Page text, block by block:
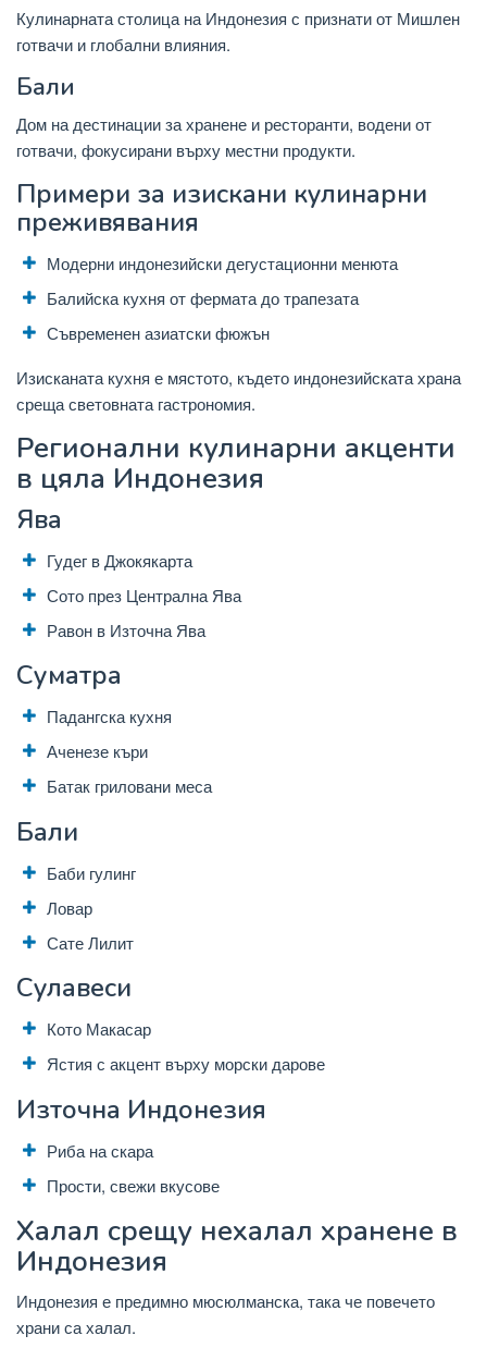
Кулинарната столица на Индонезия с признати от Мишлен
готвачи и глобални влияния.
Бали
Дом на дестинации за хранене и ресторанти, водени от
готвачи, фокусирани върху местни продукти.
Примери за изискани кулинарни
преживявания
Модерни индонезийски дегустационни менюта
Балийска кухня от фермата до трапезата
Съвременен азиатски фюжън
Изисканата кухня е мястото, където индонезийската храна
среща световната гастрономия.
Регионални кулинарни акценти
в цяла Индонезия
Ява
Гудег в Джокякарта
Сото през Централна Ява
Равон в Източна Ява
Суматра
Падангска кухня
Аченезе къри
Батак гриловани меса
Бали
Баби гулинг
Ловар
Сате Лилит
Сулавеси
Кото Макасар
Ястия с акцент върху морски дарове
Източна Индонезия
Риба на скара
Прости, свежи вкусове
Халал срещу нехалал хранене в
Индонезия
Индонезия е предимно мюсюлманска, така че повечето
храни са халал.